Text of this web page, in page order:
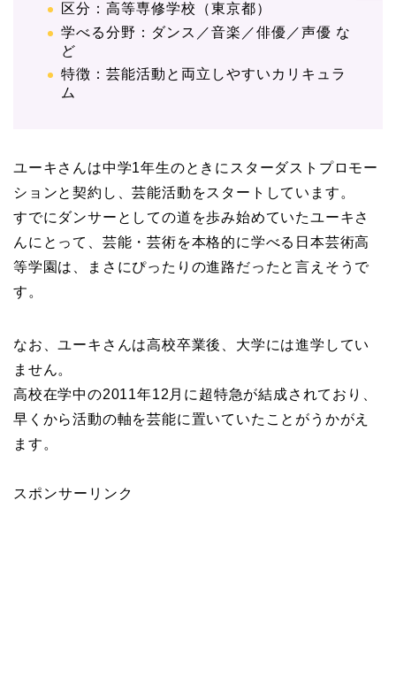
区分：高等専修学校（東京都）
学べる分野：ダンス／音楽／俳優／声優 な
ど
特徴：芸能活動と両立しやすいカリキュラ
ム
ユーキさんは中学1年生のときにスターダストプロモー
ションと契約し、芸能活動をスタートしています。
すでにダンサーとしての道を歩み始めていたユーキさ
んにとって、芸能・芸術を本格的に学べる日本芸術高
等学園は、まさにぴったりの進路だったと言えそうで
す。
なお、ユーキさんは高校卒業後、大学には進学してい
ません。
高校在学中の2011年12月に超特急が結成されており、
早くから活動の軸を芸能に置いていたことがうかがえ
ます。
スポンサーリンク